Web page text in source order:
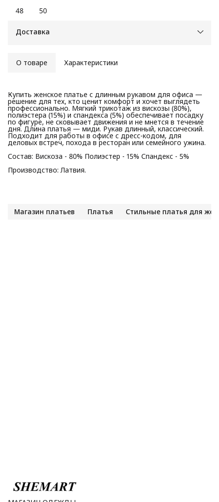
48
50
Доставка
О товаре Характеристики
Купить женское платье с длинным рукавом для офиса —
решение для тех, кто ценит комфорт и хочет выглядеть
профессионально. Мягкий трикотаж из вискозы (80%),
полиэстера (15%) и спандекса (5%) обеспечивает посадку
по фигуре, не сковывает движения и не мнется в течение
дня. Длина платья — миди. Рукав длинный, классический.
Подходит для работы в офисе с дресс-кодом, для
деловых встреч, похода в ресторан или семейного ужина.
Состав: Вискоза - 80% Полиэстер - 15% Спандекс - 5%
Производство: Латвия.
Магазин платьев Платья Стильные платья для